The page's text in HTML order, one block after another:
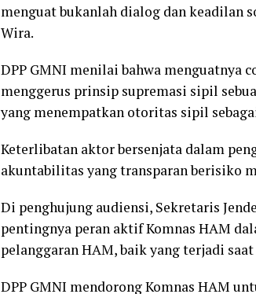
menguat bukanlah dialog dan keadilan
Wira.
DPP GMNI menilai bahwa
menggerus prinsip supremasi sipil
yang menempatkan otoritas sipil
Keterlibatan aktor bersenjata dalam
akuntabilitas yang transparan berisiko
Di penghujung audiensi, Sekretaris
pentingnya peran aktif Komnas HAM
pelanggaran HAM, baik yang terjadi
DPP GMNI mendorong Komnas HAM